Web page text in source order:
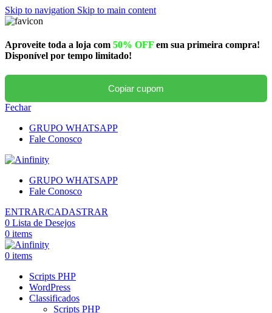
Skip to navigation Skip to main content
Aproveite toda a loja com 50% OFF em sua primeira compra!
Disponível por tempo limitado!
Copiar cupom
Fechar
GRUPO WHATSAPP
Fale Conosco
GRUPO WHATSAPP
Fale Conosco
ENTRAR/CADASTRAR
0 Lista de Desejos
0 items
0 items
Scripts PHP
WordPress
Classificados
Scripts PHP